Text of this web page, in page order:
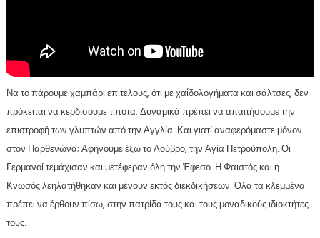
Να το πάρουμε χαμπάρι επιτέλους, ότι με χαΐδολογήματα και σάλτσες, δεν
πρόκειται να κερδίσουμε τίποτα. Δυναμικά πρέπει να απαιτήσουμε την
επιστροφή των γλυπτών από την Αγγλία. Και γιατί αναφερόμαστε μόνον
στον Παρθενώνα; Αφήνουμε έξω το Λούβρο, την Αγία Πετρούπολη. Οι
Γερμανοί τεμάχισαν και μετέφεραν όλη την Έφεσο. Η Φαιστός και η
Κνωσός λεηλατήθηκαν και μένουν εκτός διεκδικήσεων. Όλα τα κλεμμένα
πρέπει να έρθουν πίσω, στην πατρίδα τους και τους μοναδικούς ιδιοκτήτες
τους.